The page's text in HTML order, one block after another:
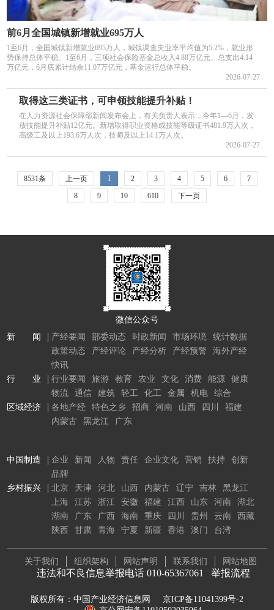
前6月全国城镇新增就业695万人
1至6月，全国城镇新增就业695万人，城镇调查失业率平均值为5.2%，就业形
势保持总体平稳。1至6月，三项社会保险基金总收入4.88万亿元、总支出4.14
万亿元，6月底累计结余11.07万亿元，基金运行总体平稳。
2026-07-27
取得这三类证书，可申领技能提升补贴！
在人力资源社会保障部新闻发布会上，有关负责人表示，今年1—6月，发
放技能提升补贴12亿元。新增取得职业资格或技能等级证书481.9万人次，
高级工及以上193.6万人次，技师及以上14.1万人次。
2026-07-27
8531条 上一页 1 2 3 4 5 6
7
8
9 10 610 下一页
微信公众号
新 闻
产经要闻 部委动态 时政新闻 市场环境
统计数据
政策动态
产经评论 产经分析 产经预警
海外产经
快讯
行 业
行业要闻 旅游 教育 农业 文化 消费 能源
健康
物流
通信 建筑 轻工 化工 金属 机电
综合
区域经济
各地产经 特色之乡 招商 河南 山西 四川
福建
内蒙古
黑龙江 广东
中国制造 企业 新闻 人物 责任 企业文化 营销 扶持
创新
品牌
乡村振兴
北京 天津 河北 山西 内蒙古 辽宁 吉林
黑龙江
上海
江苏 浙江 安徽 福建 江西 山东 河南
湖北
湖南
广东 广西 海南 重庆 四川 贵州 云南
西藏
陕西
甘肃 青海 宁夏 新疆 香港 澳门 台湾
关于我们 组织架构 网站声明 联系我们 网站地图
违法和不良信息举报电话 010-65367061 举报流程
版权所有：中国产业经济信息网
京ICP备11041399号-2